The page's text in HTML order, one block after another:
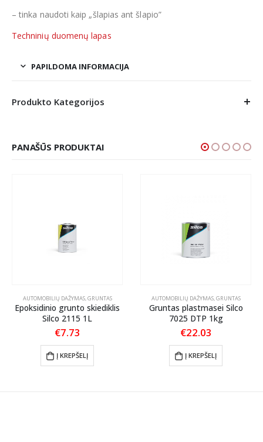
– tinka naudoti kaip „šlapias ant šlapio”
Techninių duomenų lapas
PAPILDOMA INFORMACIJA
Produkto Kategorijos
PANAŠŪS PRODUKTAI
AUTOMOBILIŲ DAŽYMAS,GRUNTAS
Epoksidinio grunto skiediklis
Silco 2115 1L
€7.73
Į KREPŠELĮ
AUTOMOBILIŲ DAŽYMAS,GRUNTAS
Gruntas plastmasei Silco
7025 DTP 1kg
€22.03
Į KREPŠELĮ